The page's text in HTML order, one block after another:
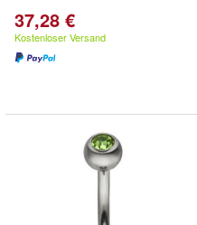
37,28 €
Kostenloser Versand